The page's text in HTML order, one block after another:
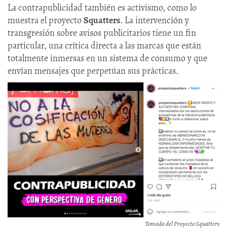
La contrapublicidad también es activismo, como lo
muestra el proyectoSquatters. La intervención y
transgresión sobre avisos publicitarios tiene un fin
particular, una crítica directa a las marcas que están
totalmente inmersas en un sistema de consumo y que
envían mensajes que perpetúan sus prácticas.
Tomada del Proyecto Squatters